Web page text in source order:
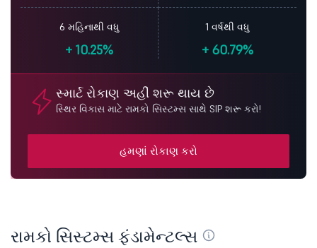
6 મહિનાથી વધુ
+ 10.25%
1 વર્ષથી વધુ
+ 60.79%
સ્માર્ટ રોકાણ અહીં શરૂ થાય છે
સ્થિર વિકાસ માટે રામકો સિસ્ટમ્સ સાથે SIP શરૂ કરો!
હમણાં રોકાણ કરો
રામકો સિસ્ટમ્સ ફંડામેન્ટલ્સ